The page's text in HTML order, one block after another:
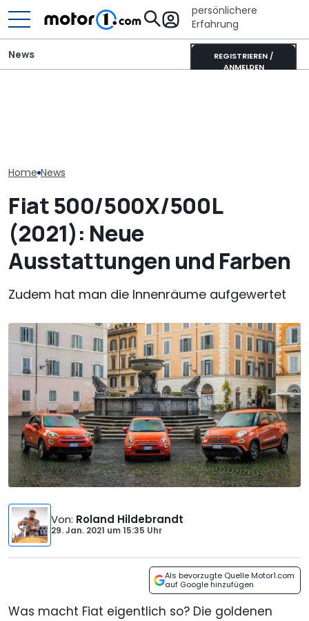
persönlichere
Erfahrung
REGISTRIEREN /
ANMELDEN
News
Home News
Fiat 500/500X/500L
(2021): Neue
Ausstattungen und Farben
Zudem hat man die Innenräume aufgewertet
Von: Roland Hildebrandt
29. Jan. 2021 um15:35 Uhr
Als bevorzugte Quelle Motor1.com
auf Google hinzufügen
Was macht Fiat eigentlich so? Die goldenen